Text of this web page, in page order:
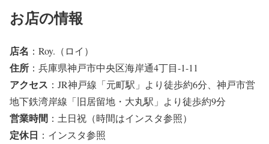
お店の情報
店名 ：Roy.（ロイ）
住所 ：兵庫県神戸市中央区海岸通4丁目-1-11
アクセス ：JR神戸線「元町駅」より徒歩約6分、神戸市営
地下鉄湾岸線「旧居留地・大丸駅」より徒歩約9分
営業時間 ：土日祝（時間はインスタ参照）
定休日 ：インスタ参照